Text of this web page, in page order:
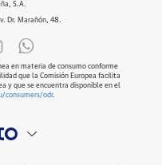
S.A.
Dr. Marañón, 48.
en materia de consumo conforme
que la Comisión Europea facilita
y que se encuentra disponible en el
consumers/odr.